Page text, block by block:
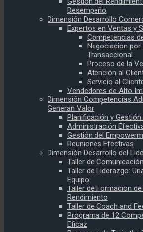
Desempeño
Dimensión Desarrollo
Expertos en Ventas y
Competencias
Negociacion por
Transaccional
Proceso de la
Atención al
Servicio al
Vendedores de Alto
Dimensión Competencias
Generan Valor
Planificación y Gestión
Administración
Gestión del
Reuniones Efectivas
Dimensión Desarrollo del
Taller de
Taller de Liderazgo:
Equipo
Taller de Formación
Rendimiento
Taller de Coach and
Programa de 12
Eficaz